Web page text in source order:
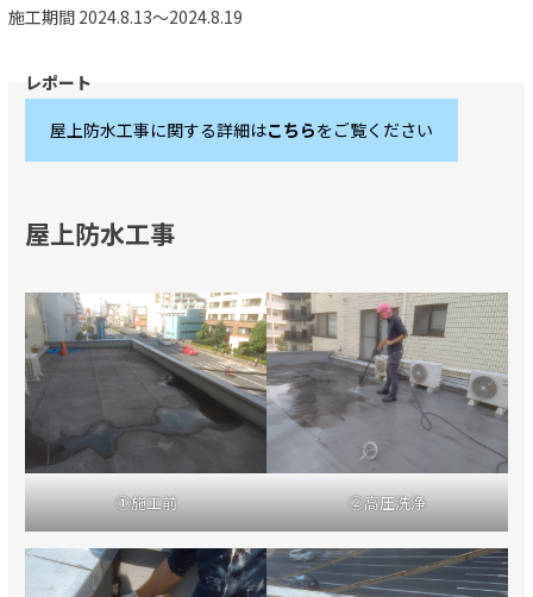
施工期間 2024.8.13～2024.8.19
屋上防水工事に関する詳細はこちらをご覧ください
屋上防水工事
①施工前 ②高圧洗浄